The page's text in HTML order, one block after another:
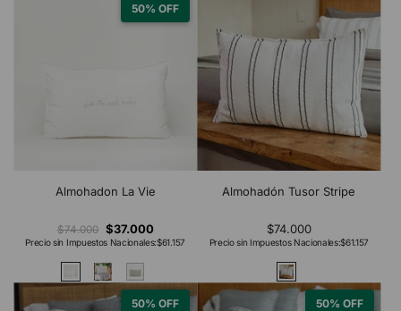
50% OFF
Almohadon La Vie
$74.000 $37.000
Precio sin Impuestos Nacionales:$61.157
Almohadón Tusor Stripe
$74.000
Precio sin Impuestos Nacionales:$61.157
50% OFF 50% OFF